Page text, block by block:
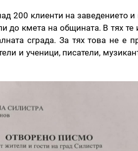
200 клиенти на заведението
до кмета на общината. В тях те
сграда. За тях това не е
и ученици, писатели,